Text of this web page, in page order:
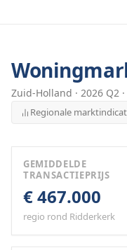
Zuid-Holland · 2026 Q2
Regionale
GEMIDDELDE
TRANSACTIEPRIJS
€ 467.000
regio rond Ridderkerk